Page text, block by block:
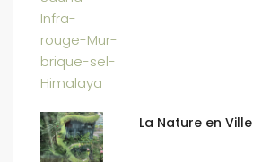
La Nature en Ville